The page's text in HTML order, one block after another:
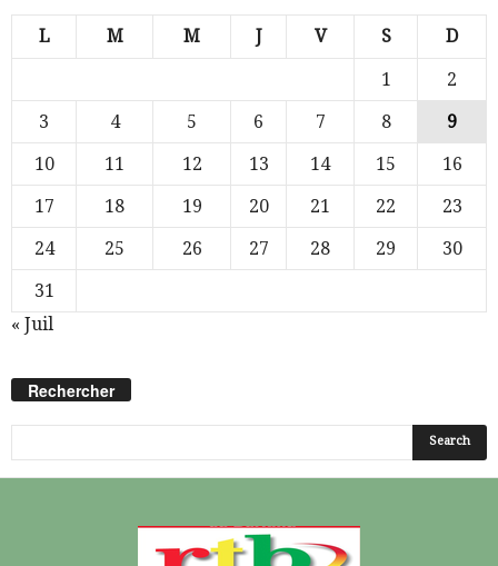
L M M J V S D
1
2
3
4 5 6 7 8
9
10
11 12 13 14 15
16
17
18 19 20 21 22
23
24
25 26 27 28 29
30
31
« Juil
Rechercher